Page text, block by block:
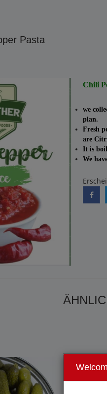
Pasta
Chili
we
plan.
Fresh
are
It is
We